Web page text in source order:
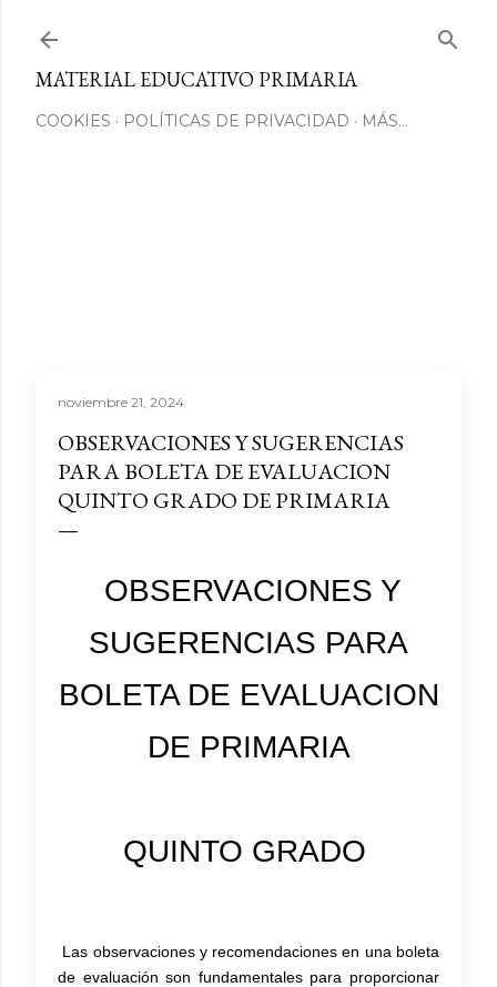
MATERIAL EDUCATIVO PRIMARIA
COOKIES POLÍTICAS DE PRIVACIDAD MÁS…
noviembre 21, 2024
OBSERVACIONES Y SUGERENCIAS
PARA BOLETA DE EVALUACION
QUINTO GRADO DE PRIMARIA
OBSERVACIONES Y
SUGERENCIAS PARA
BOLETA DE EVALUACION
DE PRIMARIA
QUINTO GRADO
Las observaciones y recomendaciones en una boleta
de evaluación son fundamentales para proporcionar